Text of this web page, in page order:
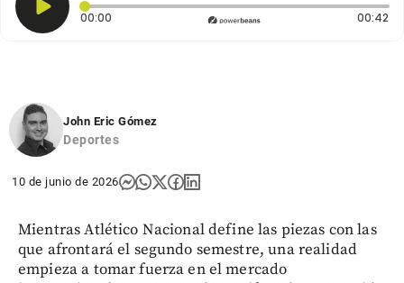
00:00 Tiempo transcurrido: 0 segundos 00:42
John Eric Gómez
Deportes
10 de junio de 2026
Mientras Atlético Nacional define las piezas con las
que afrontará el segundo semestre, una realidad
empieza a tomar fuerza en el mercado